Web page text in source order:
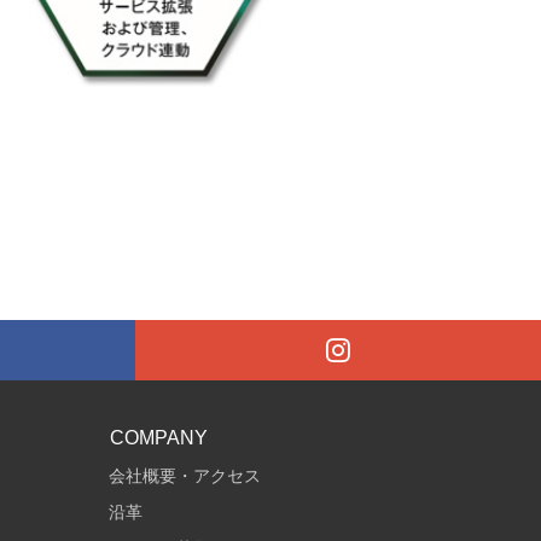
COMPANY
会社概要・アクセス
沿革